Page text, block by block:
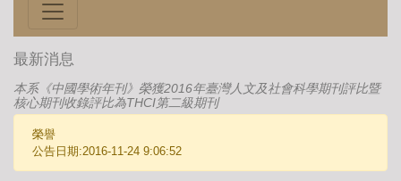
最新消息
本系《中國學術年刊》榮獲2016年臺灣人文及社會科學期刊評比暨
核心期刊收錄評比為THCI第二級期刊
榮譽
公告日期:2016-11-24 9:06:52